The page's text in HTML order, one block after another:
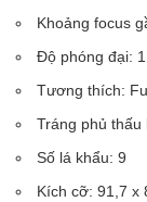
Khoảng focus
Độ phóng đại:
Tương thích:
Tráng phủ thấu
Số lá khẩu: 9
Kích cỡ: 91,7 x